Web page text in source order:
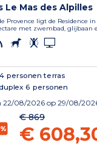
Le Mas des Alpilles
Provence ligt de Residence
met zwembad, glijbaan
personen terras
6 personen
22/08/2026 op 29/08/
€ 869
€